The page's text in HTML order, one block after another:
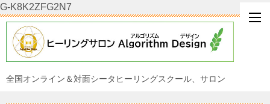
G-K8K2ZFG2N7
全国オンライン＆対面シータヒーリングスクール、サロン